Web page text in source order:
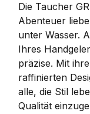
Die Taucher
Abenteuer
unter Wasser.
Ihres
präzise. Mit
raffinierten
alle, die Stil
Qualität